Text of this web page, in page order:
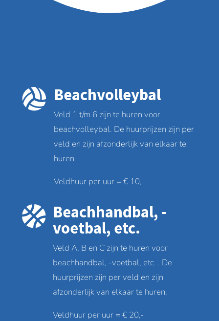
 Beachvolleybal
Veld 1 t/m 6 zijn te huren voor
beachvolleybal. De huurprijzen zijn per
veld en zijn afzonderlijk van elkaar te
huren.
Veldhuur per uur = € 10,-
 Beachhandbal, -
voetbal, etc.
Veld A, B en C zijn te huren voor
beachhandbal, -voetbal, etc. . De
huurprijzen zijn per veld en zijn
afzonderlijk van elkaar te huren.
Veldhuur per uur = € 20,-